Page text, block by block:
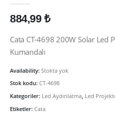
884,99 ₺
Cata CT-4698 200W Solar Led
Kumandalı
Availability: Stokta yok
Stok kodu: CT-4698
Kategoriler: Led Aydınlatma Led
Etiketler: Cata